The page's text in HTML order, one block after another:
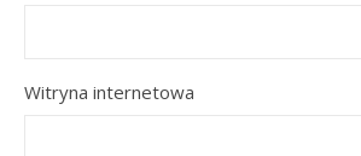
Witryna internetowa